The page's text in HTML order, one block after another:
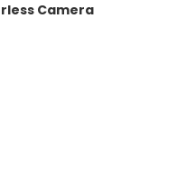
Camera